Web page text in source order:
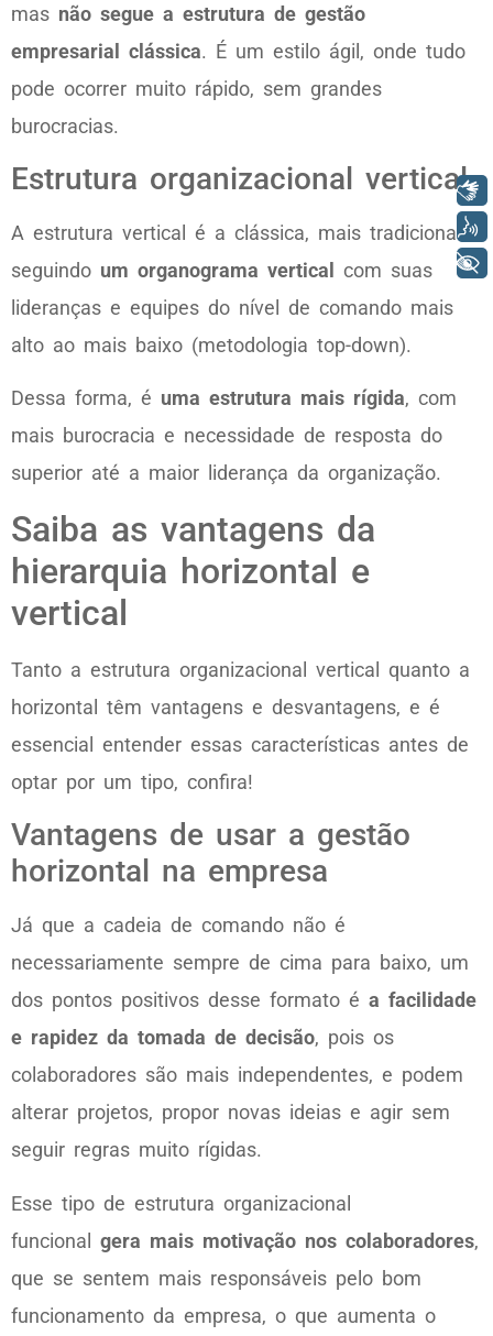
mas não segue a estrutura de gestão
empresarial clássica. É um estilo ágil, onde tudo
pode ocorrer muito rápido, sem grandes
burocracias.
Estrutura organizacional vertical
A estrutura vertical é a clássica, mais tradicional,
seguindo um organograma vertical
com suas
lideranças e equipes do nível de comando mais
alto ao mais baixo (metodologia top-down).
Dessa forma, é uma estrutura mais rígida, com
mais burocracia e necessidade de resposta do
superior até a maior liderança da organização.
Saiba as vantagens da
hierarquia horizontal e
vertical
Tanto a estrutura organizacional vertical quanto a
horizontal têm vantagens e desvantagens, e é
essencial entender essas características antes de
optar por um tipo, confira!
Vantagens de usar a gestão
horizontal na empresa
Já que a cadeia de comando não é
necessariamente sempre de cima para baixo, um
dos pontos positivos desse formato é a facilidade
e rapidez da tomada de decisão, pois os
colaboradores são mais independentes, e podem
alterar projetos, propor novas ideias e agir sem
seguir regras muito rígidas.
Esse tipo de estrutura organizacional
funcional gera mais motivação nos colaboradores,
que se sentem mais responsáveis pelo bom
funcionamento da empresa, o que aumenta o
Libras
Voz
+ Acessibilidade